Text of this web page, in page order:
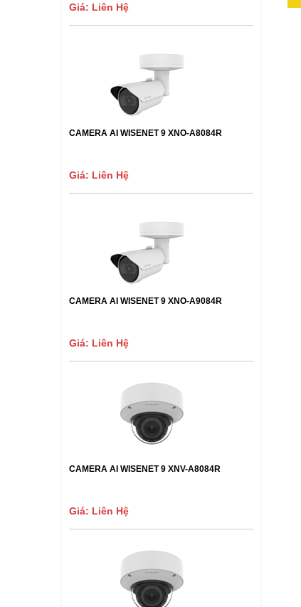
Giá: Liên Hệ
CAMERA AI WISENET 9 XNO-A8084R
Giá: Liên Hệ
CAMERA AI WISENET 9 XNO-A9084R
Giá: Liên Hệ
CAMERA AI WISENET 9 XNV-A8084R
Giá: Liên Hệ